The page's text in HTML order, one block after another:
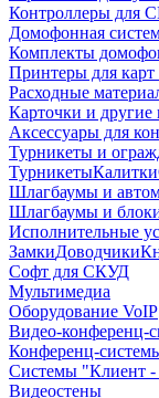
Контроллеры для
Домофонная
Комплекты
Принтеры для карт
Расходные
Карточки и
Аксессуары для
Турникеты и
ТурникетыКалитки
Шлагбаумы и
Шлагбаумы и
Исполнительные
ЗамкиДоводчики
Софт для СКУД
Мультимедиа
Оборудование VoIP
Видео-конференц-
Конференц-
Системы "Клиент -
Видеостены